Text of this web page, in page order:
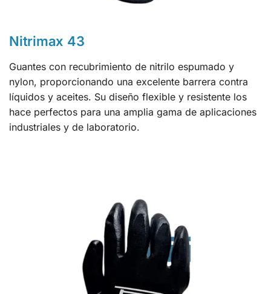
Nitrimax 43
Guantes con recubrimiento de nitrilo espumado y
nylon, proporcionando una excelente barrera contra
líquidos y aceites. Su diseño flexible y resistente los
hace perfectos para una amplia gama de aplicaciones
industriales y de laboratorio.